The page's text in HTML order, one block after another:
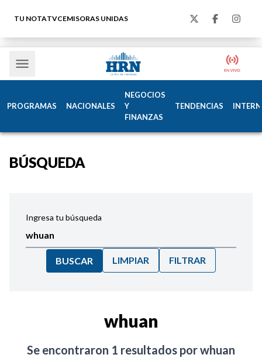
TU NOTATVCEMISORAS UNIDAS
PROGRAMAS NACIONALES
NEGOCIOS
Y
FINANZAS
TENDENCIAS
BÚSQUEDA
Ingresa tu búsqueda
BUSCAR LIMPIAR FILTRAR
whuan
Se encontraron 1 resultados porwhuan